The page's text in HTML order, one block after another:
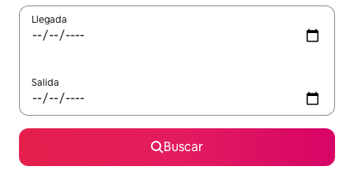
Llegada
Salida
Buscar